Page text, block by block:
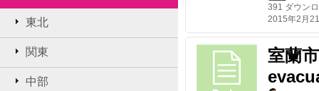
東北
関東
中部
391 ダウン
室蘭